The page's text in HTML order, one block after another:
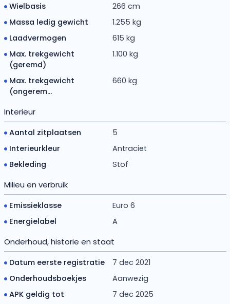
Wielbasis
266 cm
Massa ledig gewicht
1.255 kg
Laadvermogen
615 kg
Max. trekgewicht
(geremd)
1.100 kg
Max. trekgewicht
(ongerem...
660 kg
Interieur
Aantal zitplaatsen
5
Interieurkleur
Antraciet
Bekleding
Stof
Milieu en verbruik
Emissieklasse
Euro 6
Energielabel
A
Onderhoud, historie en staat
Datum eerste registratie
7 dec 2021
Onderhoudsboekjes
Aanwezig
APK geldig tot
7 dec 2025